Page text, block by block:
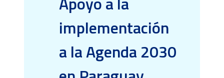
implementación
a la Agenda 2030